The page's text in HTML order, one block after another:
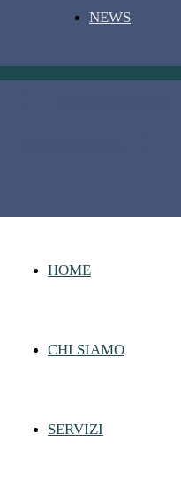
NEWS
HOME
CHI SIAMO
SERVIZI